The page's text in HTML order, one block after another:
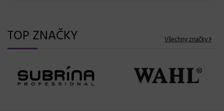
TOP ZNAČKY Všechny značky